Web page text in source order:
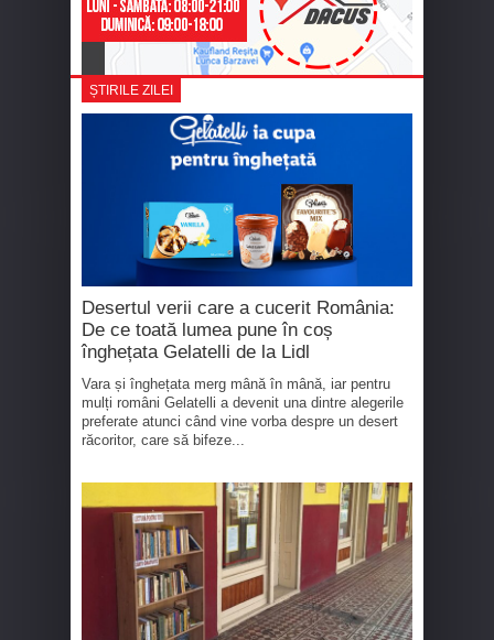
ȘTIRILE ZILEI
Desertul verii care a cucerit România:
De ce toată lumea pune în coș
înghețata Gelatelli de la Lidl
Vara și înghețata merg mână în mână, iar pentru
mulți români Gelatelli a devenit una dintre alegerile
preferate atunci când vine vorba despre un desert
răcoritor, care să bifeze...